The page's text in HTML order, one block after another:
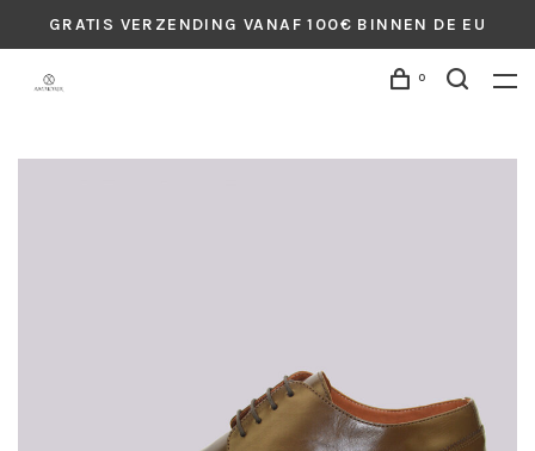
GRATIS VERZENDING VANAF 100€ BINNEN DE EU
0